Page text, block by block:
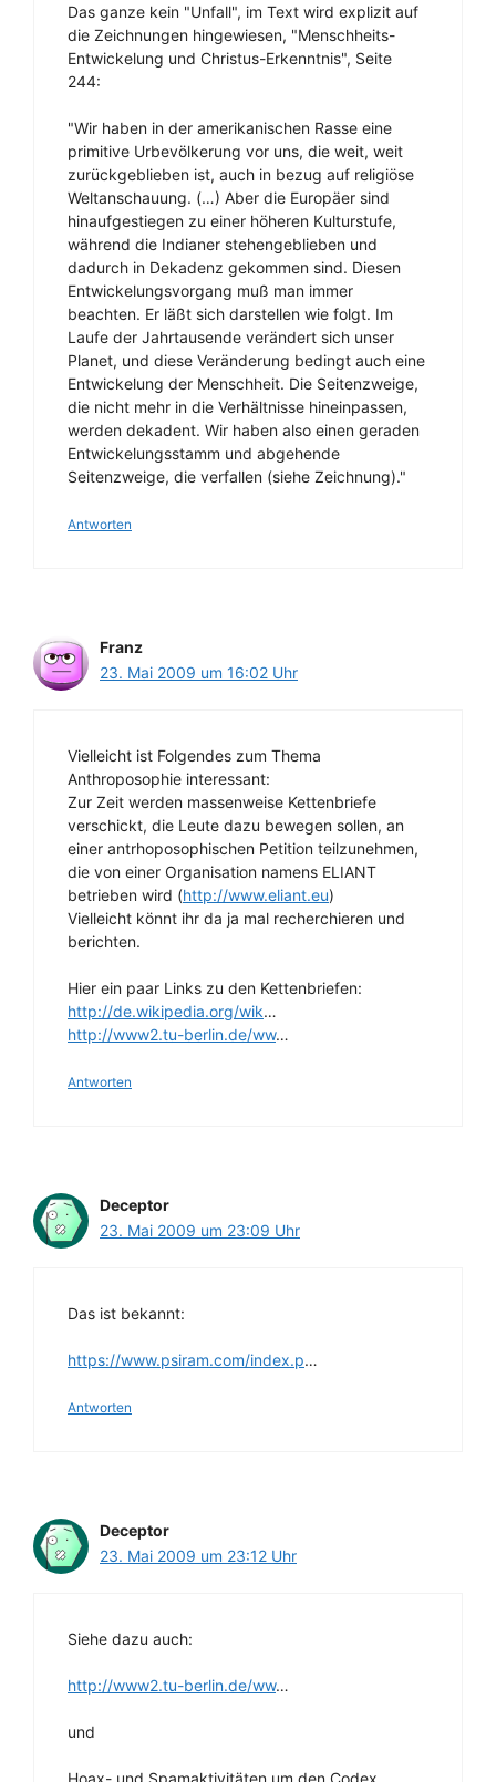
Das ganze kein "Unfall", im Text wird explizit auf
die Zeichnungen hingewiesen, "Menschheits-
Entwickelung und Christus-Erkenntnis", Seite
244:
"Wir haben in der amerikanischen Rasse eine
primitive Urbevölkerung vor uns, die weit, weit
zurückgeblieben ist, auch in bezug auf religiöse
Weltanschauung. (…) Aber die Europäer sind
hinaufgestiegen zu einer höheren Kulturstufe,
während die Indianer stehengeblieben und
dadurch in Dekadenz gekommen sind. Diesen
Entwickelungsvorgang muß man immer
beachten. Er läßt sich darstellen wie folgt. Im
Laufe der Jahrtausende verändert sich unser
Planet, und diese Veränderung bedingt auch eine
Entwickelung der Menschheit. Die Seitenzweige,
die nicht mehr in die Verhältnisse hineinpassen,
werden dekadent. Wir haben also einen geraden
Entwickelungsstamm und abgehende
Seitenzweige, die verfallen (siehe Zeichnung)."
Antworten
Franz
23. Mai 2009 um 16:02 Uhr
Vielleicht ist Folgendes zum Thema
Anthroposophie interessant:
Zur Zeit werden massenweise Kettenbriefe
verschickt, die Leute dazu bewegen sollen, an
einer antrhoposophischen Petition teilzunehmen,
die von einer Organisation namens ELIANT
betrieben wird (http://www.eliant.eu)
Vielleicht könnt ihr da ja mal recherchieren und
berichten.
Hier ein paar Links zu den Kettenbriefen:
http://de.wikipedia.org/wik…
http://www2.tu-berlin.de/ww…
Antworten
Deceptor
23. Mai 2009 um 23:09 Uhr
Das ist bekannt:
https://www.psiram.com/index.p…
Antworten
Deceptor
23. Mai 2009 um 23:12 Uhr
Siehe dazu auch:
http://www2.tu-berlin.de/ww…
und
Hoax- und Spamaktivitäten um den Codex